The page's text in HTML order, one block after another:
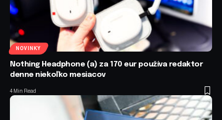
NOVINKY
Nothing Headphone (a) za 170 eur používa redaktor
denne niekoľko mesiacov
4 Min Read